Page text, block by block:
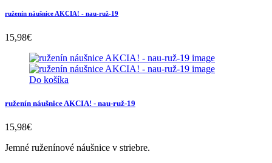
ruženín náušnice AKCIA! - nau-ruž-19
15,98€
Do košíka
ruženín náušnice AKCIA! - nau-ruž-19
15,98€
Jemné ruženínové náušnice v striebre.